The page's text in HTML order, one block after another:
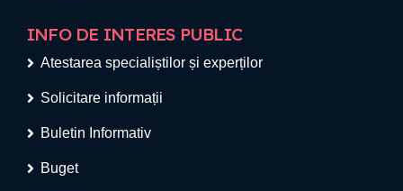
INFO DE INTERES PUBLIC
Atestarea specialiștilor și experților
Solicitare informații
Buletin Informativ
Buget